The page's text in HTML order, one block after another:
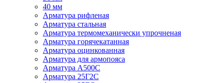
40 мм
Арматура рифленая
Арматура стальная
Арматура термомеханически упрочненая
Арматура горячекатанная
Арматура оцинкованная
Арматура для армопояса
Арматура A500С
Арматура 25Г2С